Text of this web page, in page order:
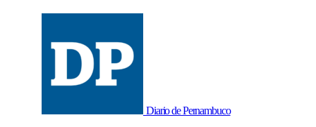
Diario de Pernambuco